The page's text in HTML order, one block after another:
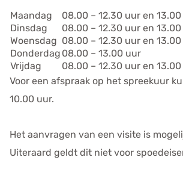
e
n
s
Maandag
08.00 – 12.30 uur en 13.00
Dinsdag
08.00 – 12.30 uur en 13.00
Woensdag 08.00 – 12.30 uur en 13.00
Donderdag 08.00 – 13.00 uur
Vrijdag
08.00 – 12.30 uur en 13.00
Voor een afspraak op het spreekuur
10.00 uur.
Het aanvragen van een visite is
Uiteraard geldt dit niet voor